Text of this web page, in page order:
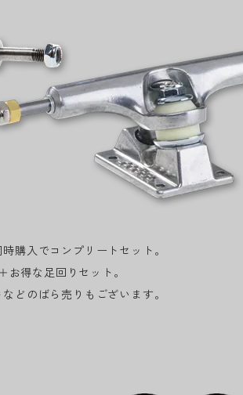
購入でコンプリートセット。
お得な足回りセット。
どのばら売りもございます。